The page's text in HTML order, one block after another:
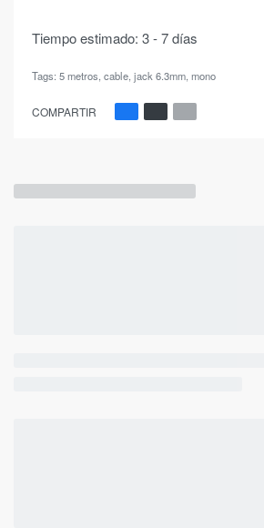
Tiempo estimado: 3 - 7 días
Tags: 5 metros, cable, jack 6.3mm, mono
COMPARTIR